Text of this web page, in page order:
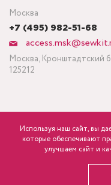
розница
Москва
+7 (495) 982-51-68
Москва, Кронштадтский
125212
Используя наш сайт, вы
которые обеспечивают
улучшаем сайт и